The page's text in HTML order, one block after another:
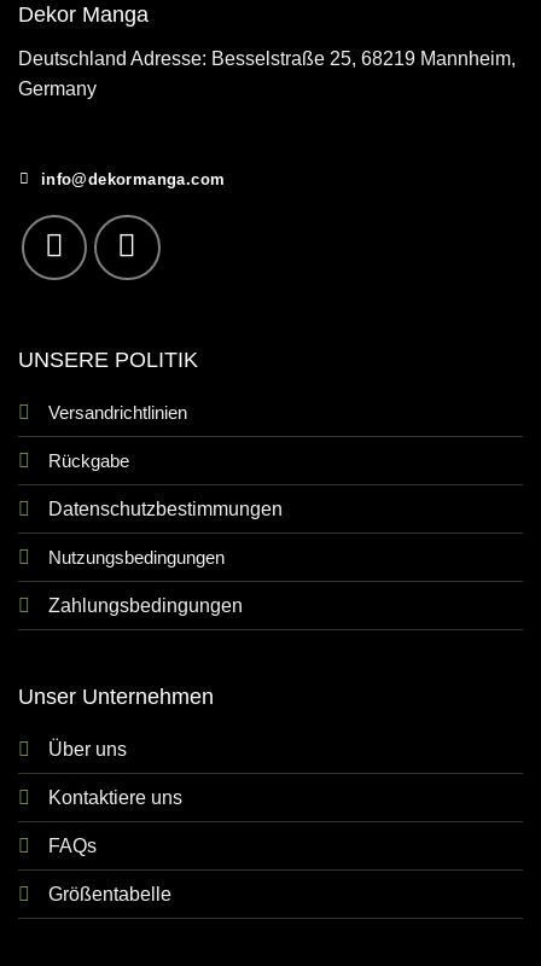
Dekor Manga
Deutschland Adresse: Besselstraße 25, 68219 Mannheim,
Germany
info@dekormanga.com
UNSERE POLITIK
Versandrichtlinien
Rückgabe
Datenschutzbestimmungen
Nutzungsbedingungen
Zahlungsbedingungen
Unser Unternehmen
Über uns
Kontaktiere uns
FAQs
Größentabelle